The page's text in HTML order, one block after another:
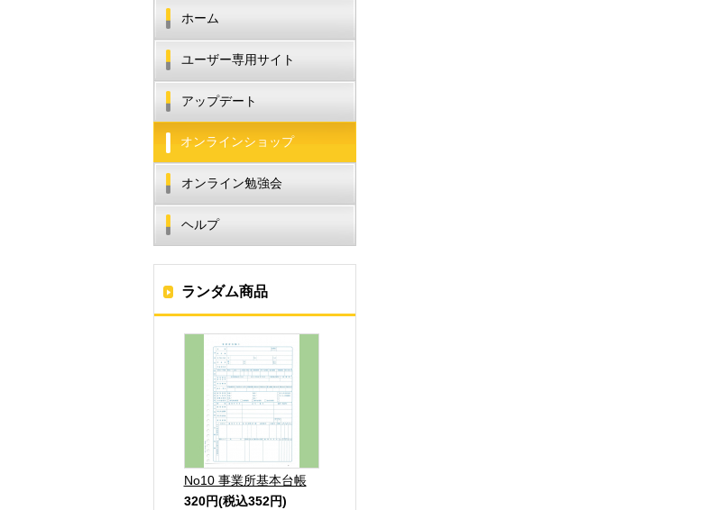
ホーム
ユーザー専用サイト
アップデート
オンラインショップ
オンライン勉強会
ヘルプ
ランダム商品
No10 事業所基本台帳
320円(税込352円)